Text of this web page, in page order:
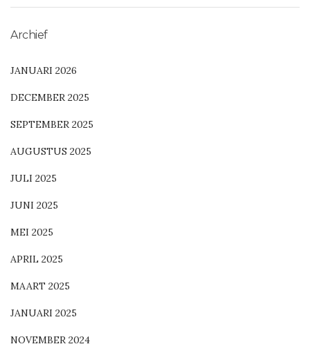
Archief
JANUARI 2026
DECEMBER 2025
SEPTEMBER 2025
AUGUSTUS 2025
JULI 2025
JUNI 2025
MEI 2025
APRIL 2025
MAART 2025
JANUARI 2025
NOVEMBER 2024